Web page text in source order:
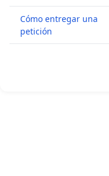
Cómo entregar una
petición